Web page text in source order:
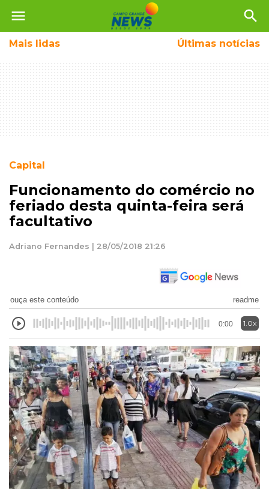
menu search
Mais lidas Últimas notícias
Capital
Funcionamento do comércio no
feriado desta quinta-feira será
facultativo
Adriano Fernandes | 28/05/2018 21:26
ouça este conteúdo readme
0:00 1.0x